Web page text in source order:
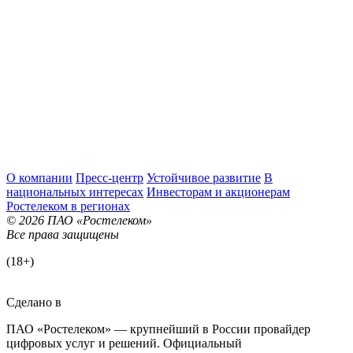
О компании Пресс-центр Устойчивое развитие В
национальных интересах Инвесторам и акционерам
Ростелеком в регионах
© 2026 ПАО «Ростелеком»
Все права защищены
(18+)
Сделано в
ПАО «Ростелеком» — крупнейший в России провайдер
цифровых услуг и решений. Официальный